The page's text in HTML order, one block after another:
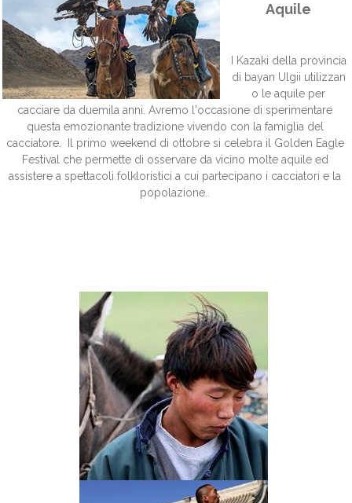
Aquile
I Kazaki della provincia
di bayan Ulgii utilizzan
o le aquile per
cacciare da duemila anni. Avremo l'occasione di sperimentare
questa emozionante tradizione vivendo con la famiglia del
cacciatore. Il primo weekend di ottobre si celebra il Golden Eagle
Festival che permette di osservare da vicino molte aquile ed
assistere a spettacoli folkloristici a cui partecipano i cacciatori e la
popolazione..